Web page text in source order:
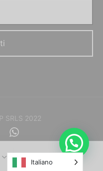
SRLS 2022
Italiano